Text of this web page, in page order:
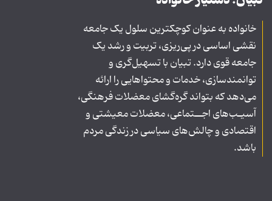
خانواده به عنوان کوچکترین سلول یک جامعه
نقشی اساسی در پی‌ریزی، تربیت و رشد یک
جامعه قوی دارد. تبیان با تسهیل‌گری و
توانمندسازی، خدمات و محتواهایی را ارائه
می‌دهد که بتواند گره‌گشای معضلات فرهنگی،
آسیـب‌های اجــتماعی، معضلات معیشتی و
اقتصادی و چالش‌های سیاسی در زندگی مردم
باشد.